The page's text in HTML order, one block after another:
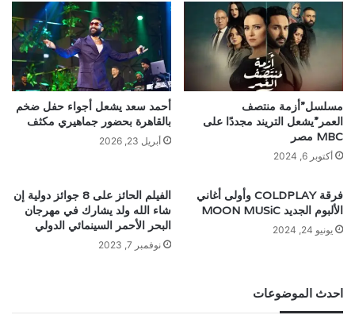
مسلسل”أزمة منتصف
العمر”يشعل التريند مجددًا على
MBC مصر
أكتوبر 6, 2024
أحمد سعد يشعل أجواء حفل ضخم
بالقاهرة بحضور جماهيري مكثف
أبريل 23, 2026
فرقة COLDPLAY وأولى أغاني
الألبوم الجديد MOON MUSiC
يونيو 24, 2024
الفيلم الحائز على 8 جوائز دولية إن
شاء الله ولد يشارك في مهرجان
البحر الأحمر السينمائي الدولي
نوفمبر 7, 2023
احدث الموضوعات